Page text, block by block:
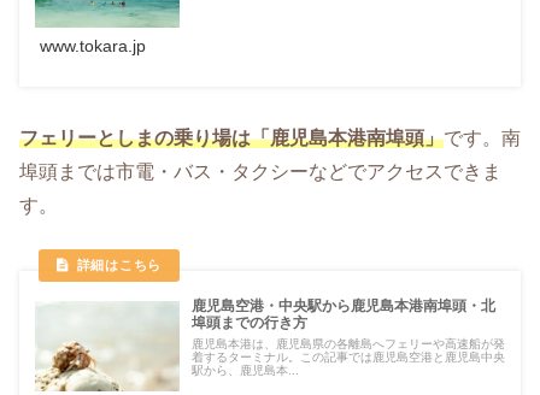
www.tokara.jp
フェリーとしまの乗り場は「鹿児島本港南埠頭」です。南
埠頭までは市電・バス・タクシーなどでアクセスできま
す。
鹿児島空港・中央駅から鹿児島本港南埠頭・北
埠頭までの行き方
鹿児島本港は、鹿児島県の各離島へフェリーや高速船が発
着するターミナル。この記事では鹿児島空港と鹿児島中央
駅から、鹿児島本...